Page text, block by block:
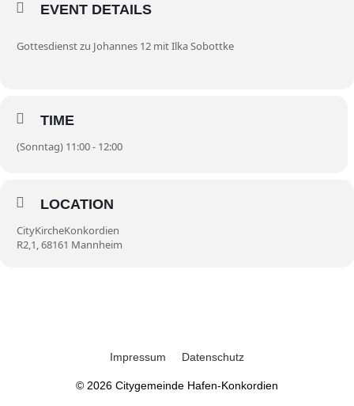
EVENT DETAILS
Gottesdienst zu Johannes 12 mit Ilka Sobottke
TIME
(Sonntag) 11:00 - 12:00
LOCATION
CityKircheKonkordien
R2,1, 68161 Mannheim
Impressum Datenschutz
© 2026 Citygemeinde Hafen-Konkordien